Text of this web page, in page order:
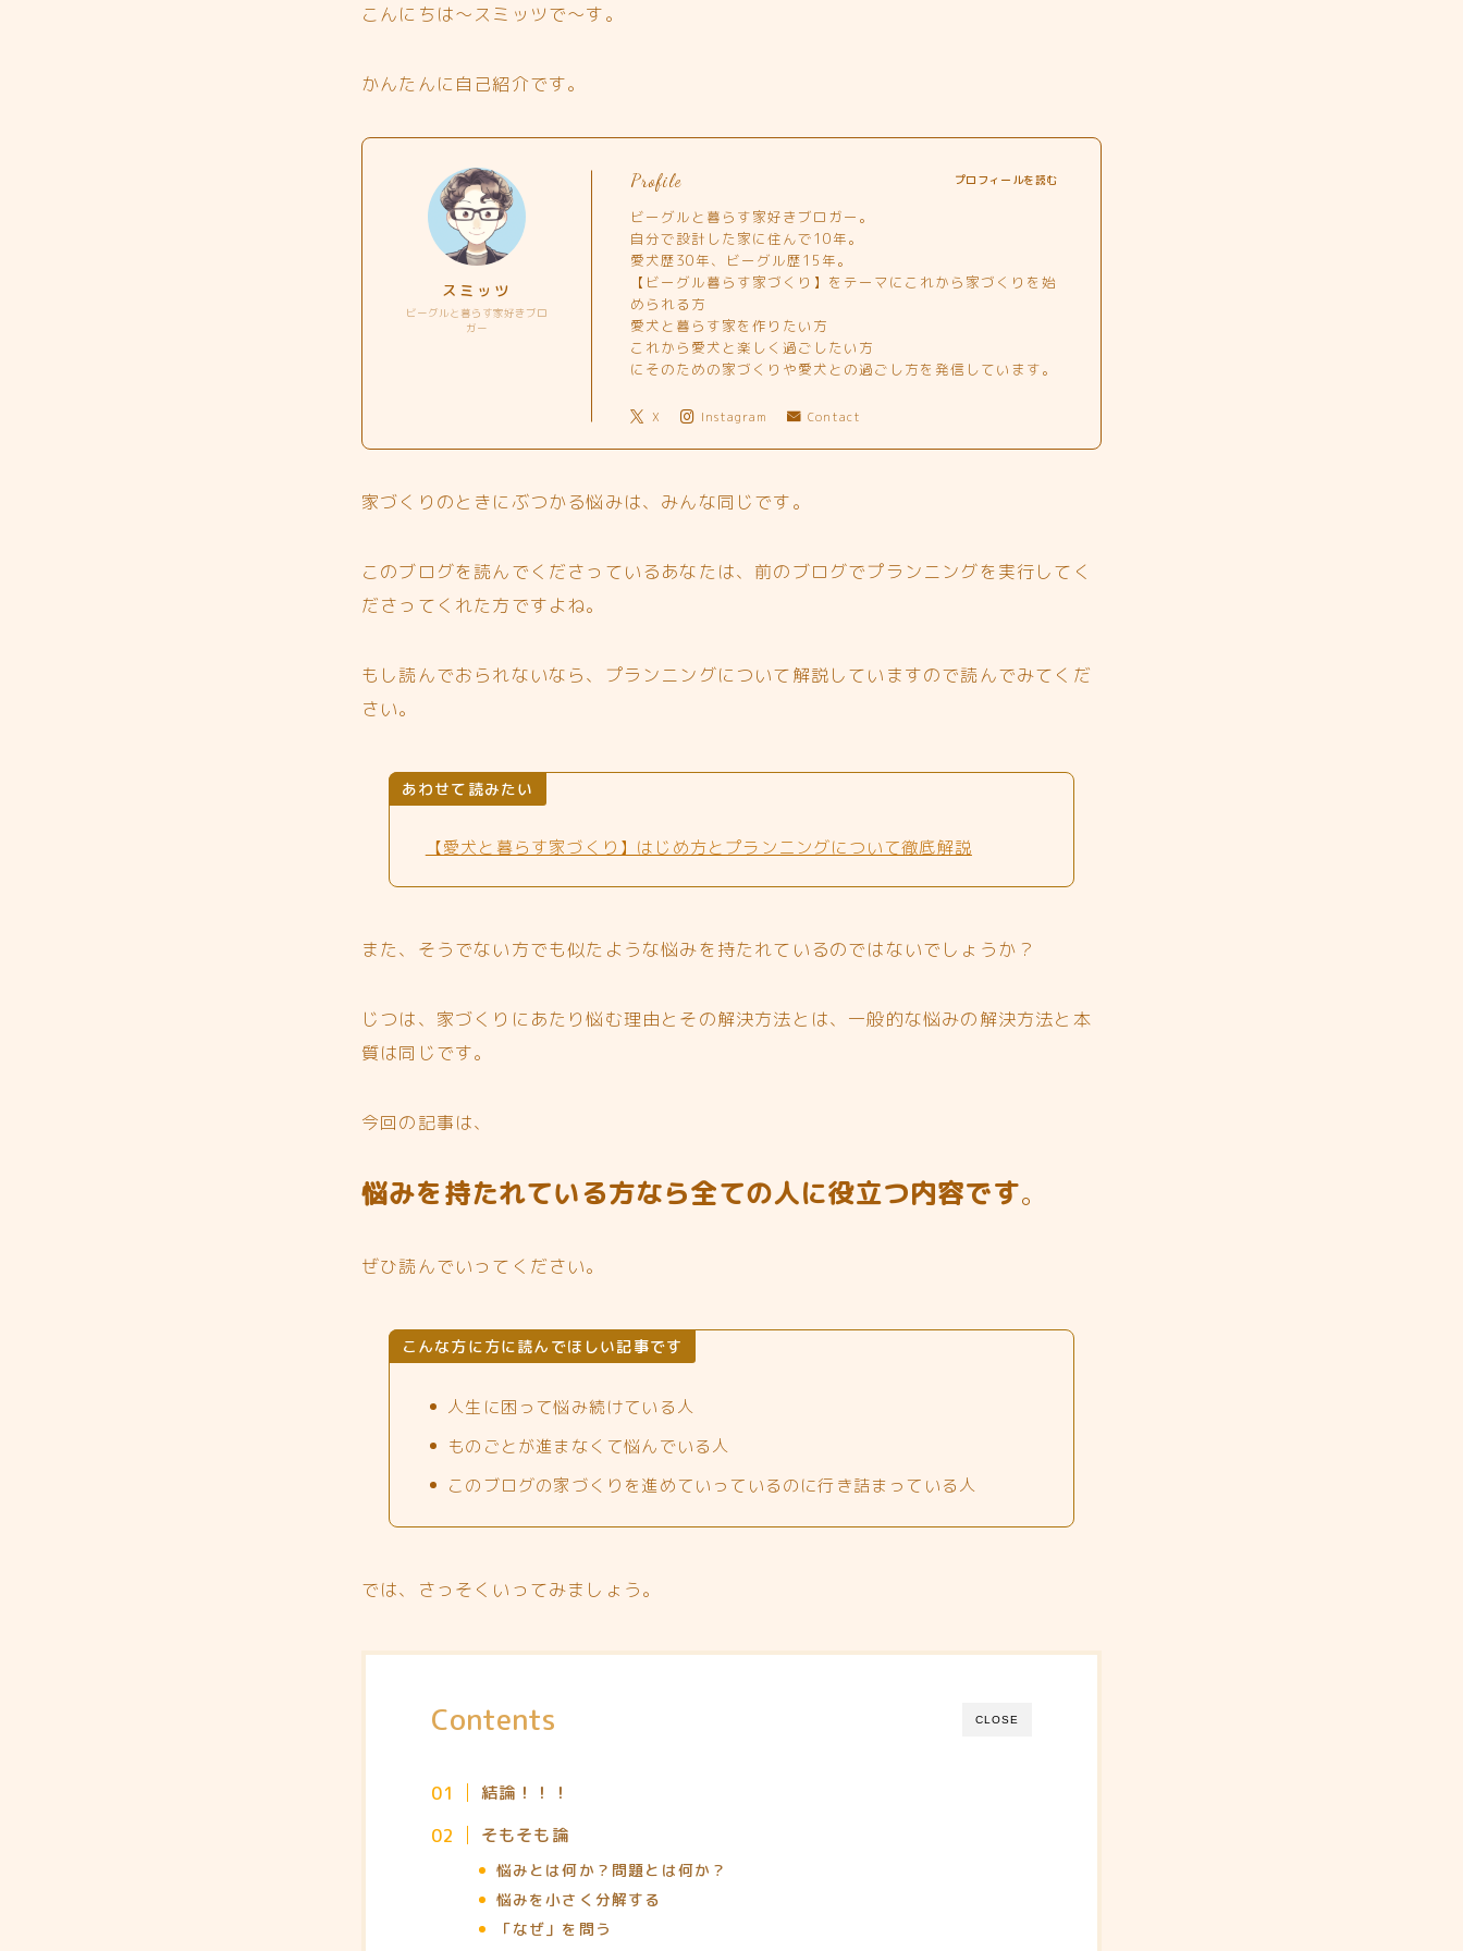
こんにちは〜スミッツで～す。
かんたんに自己紹介です。
スミッツ
ビーグルと暮らす家好きブロ
ガー
Profile
ビーグルと暮らす家好きブロガー。
自分で設計した家に住んで10年。
愛犬歴30年、ビーグル歴15年。
【ビーグル暮らす家づくり】をテーマにこれから家づくりを始
められる方
愛犬と暮らす家を作りたい方
これから愛犬と楽しく過ごしたい方
にそのための家づくりや愛犬との過ごし方を発信しています。
プロフィールを読む
X Instagram Contact
家づくりのときにぶつかる悩みは、みんな同じです。
このブログを読んでくださっているあなたは、前のブログでプランニングを実行してく
ださってくれた方ですよね。
もし読んでおられないなら、プランニングについて解説していますので読んでみてくだ
さい。
あわせて読みたい
【愛犬と暮らす家づくり】はじめ方とプランニングについて徹底解説
また、そうでない方でも似たような悩みを持たれているのではないでしょうか？
じつは、家づくりにあたり悩む理由とその解決方法とは、一般的な悩みの解決方法と本
質は同じです。
今回の記事は、
悩みを持たれている方なら全ての人に役立つ内容です。
ぜひ読んでいってください。
こんな方に方に読んでほしい記事です
人生に困って悩み続けている人
ものごとが進まなくて悩んでいる人
このブログの家づくりを進めていっているのに行き詰まっている人
では、さっそくいってみましょう。
CLOSE
Contents
結論！！！
そもそも論
悩みとは何か？問題とは何か？
悩みを小さく分解する
「なぜ」を問う